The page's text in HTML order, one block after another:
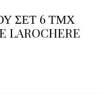
ΣΕΤ 6 ΤΜΧ
LAROCHERE